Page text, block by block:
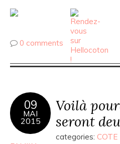
0 comments
09
MAI
2015
Voilà
seront
categories: COTE